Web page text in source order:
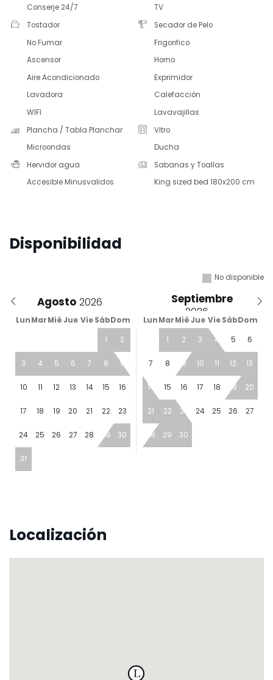
Conserje 24/7
TV
Tostador
Secador de Pelo
No Fumar
Frigorifico
Ascensor
Horno
Aire Acondicionado
Exprimidor
Lavadora
Calefacción
WIFI
Lavavajillas
Plancha / Tabla Planchar
Vitro
Microondas
Ducha
Hervidor agua
Sabanas y Toallas
Accesible Minusvalidos
King sized bed 180x200 cm
Disponibilidad
No disponible
Agosto Septiembre
LunMarMiéJue Vie SábDom LunMarMiéJue Vie SábDom
1 2
3 4 5 6 7 8 9
10 11 12 13 14 15 16
17 18 19 20 21 22 23
24 25 26 27 28 29 30
31
1 2 3 4 5 6
7 8 9 10 11 12 13
14 15 16 17 18 19 20
21 22 23 24 25 26 27
28 29 30
Localización